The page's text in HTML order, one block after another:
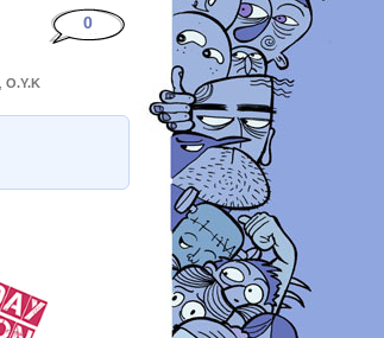
Ο.Υ.Κ
0